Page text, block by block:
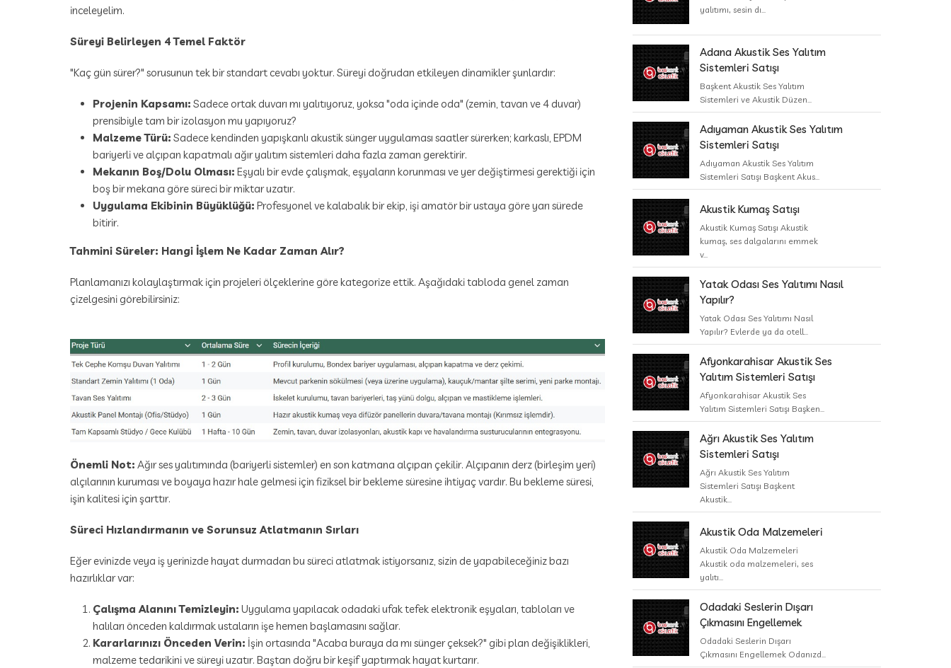
inceleyelim.
Süreyi Belirleyen 4 Temel Faktör
"Kaç gün sürer?" sorusunun tek bir standart cevabı yoktur. Süreyi doğrudan etkileyen dinamikler şunlardır:
Projenin Kapsamı: Sadece ortak duvarı mı yalıtıyoruz, yoksa "oda içinde oda" (zemin, tavan ve 4 duvar)
prensibiyle tam bir izolasyon mu yapıyoruz?
Malzeme Türü: Sadece kendinden yapışkanlı akustik sünger uygulaması saatler sürerken; karkaslı, EPDM
bariyerli ve alçıpan kapatmalı ağır yalıtım sistemleri daha fazla zaman gerektirir.
Mekanın Boş/Dolu Olması: Eşyalı bir evde çalışmak, eşyaların korunması ve yer değiştirmesi gerektiği için
boş bir mekana göre süreci bir miktar uzatır.
Uygulama Ekibinin Büyüklüğü: Profesyonel ve kalabalık bir ekip, işi amatör bir ustaya göre yarı sürede
bitirir.
Tahmini Süreler: Hangi İşlem Ne Kadar Zaman Alır?
Planlamanızı kolaylaştırmak için projeleri ölçeklerine göre kategorize ettik. Aşağıdaki tabloda genel zaman
çizelgesini görebilirsiniz:
Önemli Not: Ağır ses yalıtımında (bariyerli sistemler) en son katmana alçıpan çekilir. Alçıpanın derz (birleşim yeri)
alçılarının kuruması ve boyaya hazır hale gelmesi için fiziksel bir bekleme süresine ihtiyaç vardır. Bu bekleme süresi,
işin kalitesi için şarttır.
Süreci Hızlandırmanın ve Sorunsuz Atlatmanın Sırları
Eğer evinizde veya iş yerinizde hayat durmadan bu süreci atlatmak istiyorsanız, sizin de yapabileceğiniz bazı
hazırlıklar var:
Çalışma Alanını Temizleyin: Uygulama yapılacak odadaki ufak tefek elektronik eşyaları, tabloları ve
halıları önceden kaldırmak ustaların işe hemen başlamasını sağlar.
Kararlarınızı Önceden Verin: İşin ortasında "Acaba buraya da mı sünger çeksek?" gibi plan değişiklikleri,
malzeme tedarikini ve süreyi uzatır. Baştan doğru bir keşif yaptırmak hayat kurtarır.
yalıtımı, sesin dı...
Adana Akustik Ses Yalıtım
Sistemleri Satışı
Başkent Akustik Ses Yalıtım
Sistemleri ve Akustik Düzen...
Adıyaman Akustik Ses Yalıtım
Sistemleri Satışı
Adıyaman Akustik Ses Yalıtım
Sistemleri Satışı Başkent Akus...
Akustik Kumaş Satışı
Akustik Kumaş Satışı Akustik
kumaş, ses dalgalarını emmek
v...
Yatak Odası Ses Yalıtımı Nasıl
Yapılır?
Yatak Odası Ses Yalıtımı Nasıl
Yapılır? Evlerde ya da otell...
Afyonkarahisar Akustik Ses
Yalıtım Sistemleri Satışı
Afyonkarahisar Akustik Ses
Yalıtım Sistemleri Satışı Başken...
Ağrı Akustik Ses Yalıtım
Sistemleri Satışı
Ağrı Akustik Ses Yalıtım
Sistemleri Satışı Başkent
Akustik...
Akustik Oda Malzemeleri
Akustik Oda Malzemeleri
Akustik oda malzemeleri, ses
yalıtı...
Odadaki Seslerin Dışarı
Çıkmasını Engellemek
Odadaki Seslerin Dışarı
Çıkmasını Engellemek Odanızd...